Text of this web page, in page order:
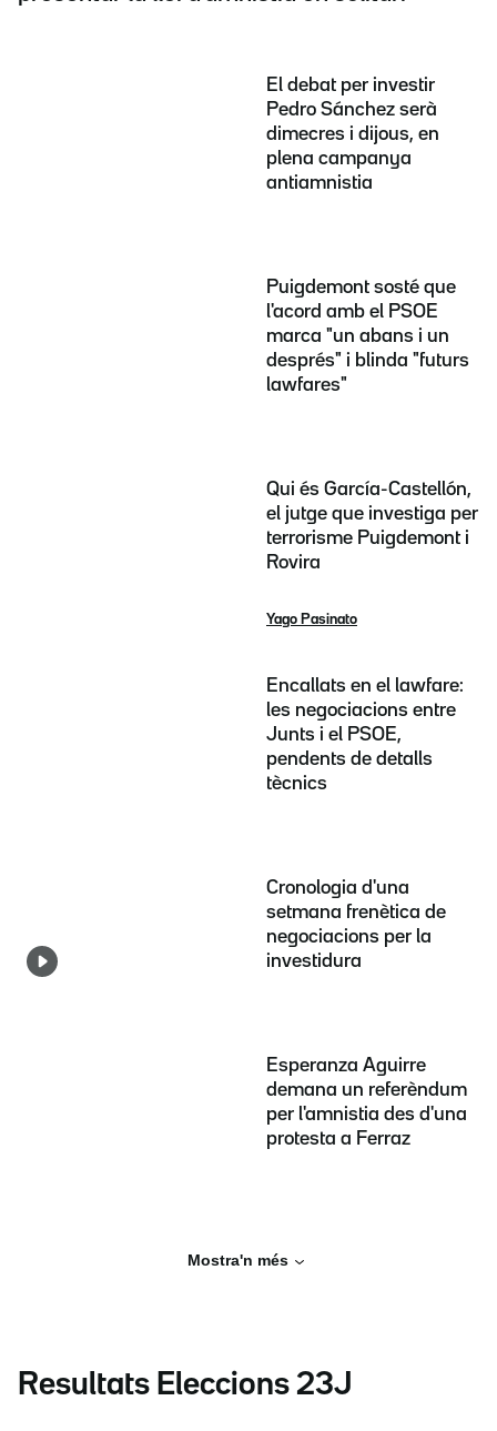
El debat per investir
Pedro Sánchez serà
dimecres i dijous, en
plena campanya
antiamnistia
Puigdemont sosté que
l'acord amb el PSOE
marca "un abans i un
després" i blinda "futurs
lawfares"
Qui és García-Castellón,
el jutge que investiga per
terrorisme Puigdemont i
Rovira
Yago Pasinato
Encallats en el lawfare:
les negociacions entre
Junts i el PSOE,
pendents de detalls
tècnics
Cronologia d'una
setmana frenètica de
negociacions per la
investidura
Esperanza Aguirre
demana un referèndum
per l'amnistia des d'una
protesta a Ferraz
Mostra'n més
Resultats Eleccions 23J